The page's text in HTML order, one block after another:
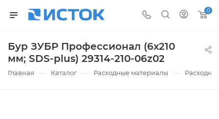
0
Бур ЗУБР Профессионал (6x210
мм; SDS-plus) 29314-210-06z02
Главная — Каталог — Расходные материалы —